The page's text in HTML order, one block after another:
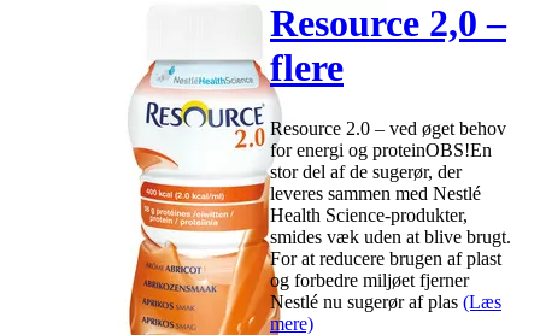
Resource 2,0 –
flere
smagsvarianter
4×200 ml
Resource 2.0 – ved øget behov
for energi og proteinOBS!En
stor del af de sugerør, der
leveres sammen med Nestlé
Health Science-produkter,
smides væk uden at blive brugt.
For at reducere brugen af plast
og forbedre miljøet fjerner
Nestlé nu sugerør af plas (Læs
mere)